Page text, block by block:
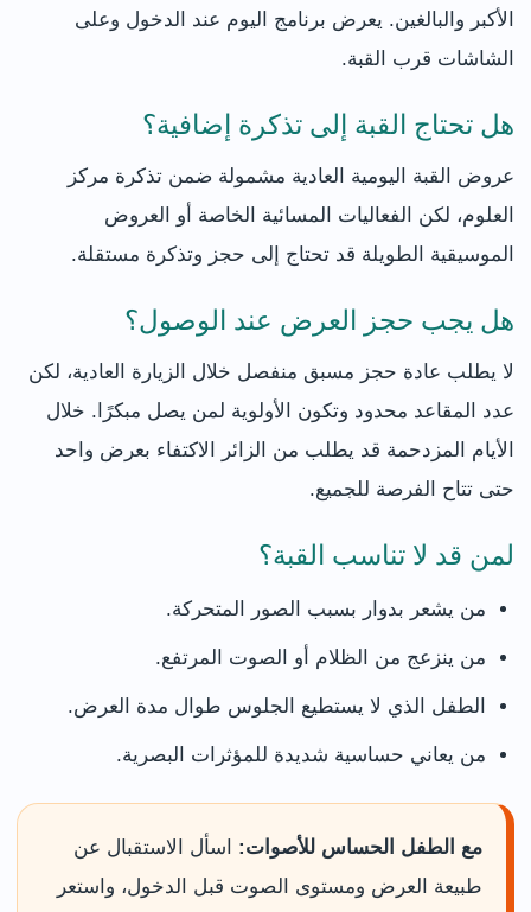
الأكبر والبالغين. يعرض برنامج اليوم عند الدخول وعلى
الشاشات قرب القبة.
هل تحتاج القبة إلى تذكرة إضافية؟
عروض القبة اليومية العادية مشمولة ضمن تذكرة مركز
العلوم، لكن الفعاليات المسائية الخاصة أو العروض
الموسيقية الطويلة قد تحتاج إلى حجز وتذكرة مستقلة.
هل يجب حجز العرض عند الوصول؟
لا يطلب عادة حجز مسبق منفصل خلال الزيارة العادية، لكن
عدد المقاعد محدود وتكون الأولوية لمن يصل مبكرًا. خلال
الأيام المزدحمة قد يطلب من الزائر الاكتفاء بعرض واحد
حتى تتاح الفرصة للجميع.
لمن قد لا تناسب القبة؟
من يشعر بدوار بسبب الصور المتحركة.
من ينزعج من الظلام أو الصوت المرتفع.
الطفل الذي لا يستطيع الجلوس طوال مدة العرض.
من يعاني حساسية شديدة للمؤثرات البصرية.
مع الطفل الحساس للأصوات: اسأل الاستقبال عن
طبيعة العرض ومستوى الصوت قبل الدخول، واستعر